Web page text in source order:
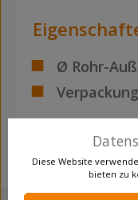
Ø Rohr-
Diese Website
bieten zu